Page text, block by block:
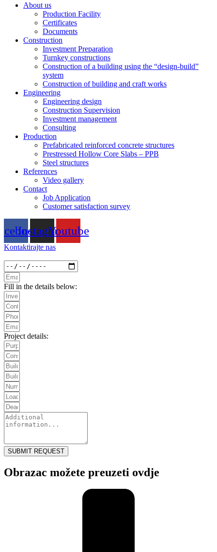
About us
Production Facility
Certificates
Documents
Construction
Investment Preparation
Turnkey constructions
Construction of a building using the “design-build”
system
Construction of building and craft works
Engineering
Engineering design
Construction Supervision
Investment management
Consulting
Production
Prefabricated reinforced concrete structures
Prestressed Hollow Core Slabs – PPB
Steel structures
References
Video gallery
Contact
Job Application
Customer satisfaction survey
InstagramYoutube
Kontaktirajte nas
Fill in the details below:
Project details:
SUBMIT REQUEST
Obrazac možete preuzeti ovdje